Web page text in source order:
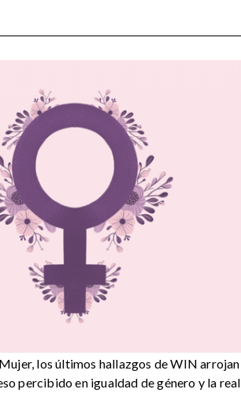
los últimos hallazgos de WIN
percibido en igualdad de género y la